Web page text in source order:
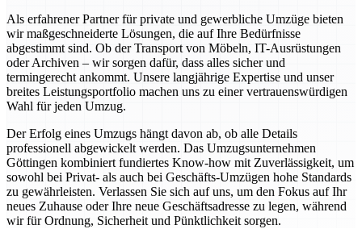
Als erfahrener Partner für private und gewerbliche Umzüge bieten
wir maßgeschneiderte Lösungen, die auf Ihre Bedürfnisse
abgestimmt sind. Ob der Transport von Möbeln, IT-Ausrüstungen
oder Archiven – wir sorgen dafür, dass alles sicher und
termingerecht ankommt. Unsere langjährige Expertise und unser
breites Leistungsportfolio machen uns zu einer vertrauenswürdigen
Wahl für jeden Umzug.
Der Erfolg eines Umzugs hängt davon ab, ob alle Details
professionell abgewickelt werden. Das Umzugsunternehmen
Göttingen kombiniert fundiertes Know-how mit Zuverlässigkeit, um
sowohl bei Privat- als auch bei Geschäfts-Umzügen hohe Standards
zu gewährleisten. Verlassen Sie sich auf uns, um den Fokus auf Ihr
neues Zuhause oder Ihre neue Geschäftsadresse zu legen, während
wir für Ordnung, Sicherheit und Pünktlichkeit sorgen.